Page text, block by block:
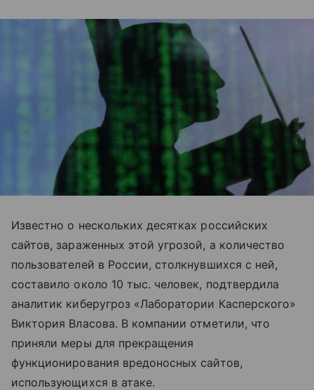
Известно о нескольких десятках российских
сайтов, зараженных этой угрозой, а количество
пользователей в России, столкнувшихся с ней,
составило около 10 тыс. человек, подтвердила
аналитик киберугроз «Лаборатории Касперского»
Виктория Власова. В компании отметили, что
приняли меры для прекращения
функционирования вредоносных сайтов,
использующихся в атаке.